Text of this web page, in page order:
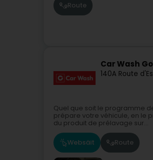
Route
Car Wash
140A Route
Quel que soit le programme
prépare votre véhicule, en le
du produit de prélavage sur...
Websäit Route